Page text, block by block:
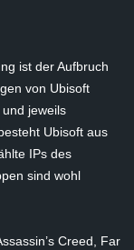
ist der Aufbruch
von Ubisoft
jeweils
Ubisoft aus
IPs des
sind wohl
Creed, Far